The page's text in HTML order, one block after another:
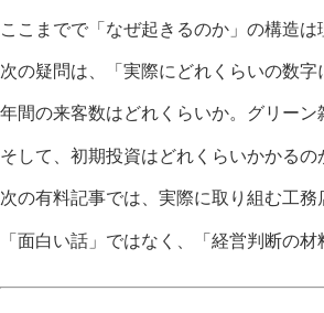
ここまでで「なぜ起きるのか」の構造は
次の疑問は、「実際にどれくらいの数字
年間の来客数はどれくらいか。グリー
そして、初期投資はどれくらいかかる
次の有料記事では、実際に取り組む工務
「面白い話」ではなく、「経営判断の材